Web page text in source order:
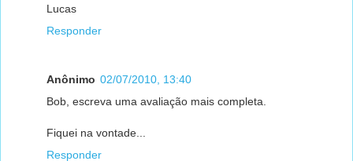
Lucas
Responder
Anônimo 02/07/2010, 13:40
Bob, escreva uma avaliação mais completa.
Fiquei na vontade...
Responder